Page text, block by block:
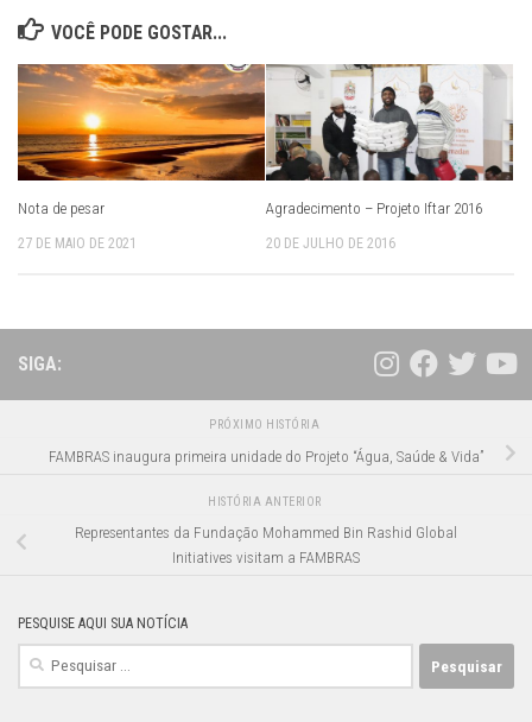
VOCÊ PODE GOSTAR...
Nota de pesar
27 DE MAIO DE 2021
Agradecimento – Projeto Iftar 2016
20 DE JULHO DE 2016
SIGA:
PRÓXIMO HISTÓRIA
FAMBRAS inaugura primeira unidade do Projeto “Água, Saúde & Vida”
HISTÓRIA ANTERIOR
Representantes da Fundação Mohammed Bin Rashid Global
Initiatives visitam a FAMBRAS
PESQUISE AQUI SUA NOTÍCIA
Pesquisar